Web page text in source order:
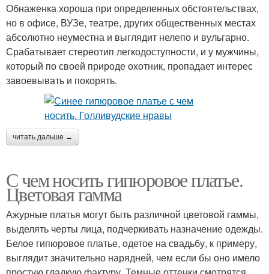
Обнаженка хороша при определенных обстоятельствах,
но в офисе, ВУЗе, театре, других общественных местах
абсолютно неуместна и выглядит нелепо и вульгарно.
Срабатывает стереотип легкодоступности, и у мужчины,
который по своей природе охотник, пропадает интерес
завоевывать и покорять.
читать дальше →
С чем носить гипюровое платье.
Цветовая гамма
Ажурные платья могут быть различной цветовой гаммы,
выделять черты лица, подчеркивать назначение одежды.
Белое гипюровое платье, одетое на свадьбу, к примеру,
выглядит значительно нарядней, чем если бы оно имело